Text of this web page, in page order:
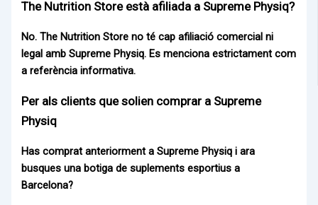
The Nutrition Store està afiliada a Supreme Physiq?
No. The Nutrition Store no té cap afiliació comercial ni
legal amb Supreme Physiq. Es menciona estrictament com
a referència informativa.
Per als clients que solien comprar a Supreme
Physiq
Has comprat anteriorment a Supreme Physiq i ara
busques una botiga de suplements esportius a
Barcelona?